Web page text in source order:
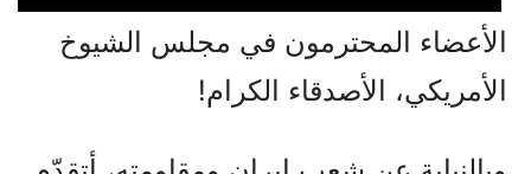
الأعضاء المحترمون في مجلس الشيوخ
الأمريكي، الأصدقاء الكرام!